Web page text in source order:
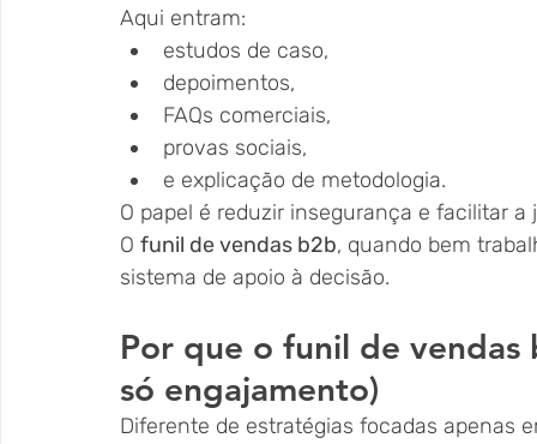
Aqui entram:
estudos de caso,
depoimentos,
FAQs comerciais,
provas sociais,
e explicação de metodologia.
O papel é reduzir insegurança e facilitar
O funil de vendas b2b, quando bem
sistema de apoio à decisão.
Por que o funil de
só engajamento)
Diferente de estratégias focadas apenas